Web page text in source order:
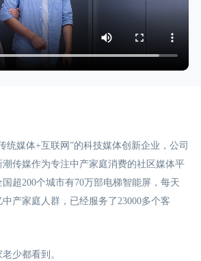
统媒体+互联网”的科技媒体创新企业，公司
传媒作为专注中产家庭消费的社区媒体平
超200个城市有70万部电梯智能屏，每天
产家庭人群，已经服务了23000多个客
少都看到。